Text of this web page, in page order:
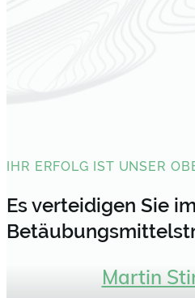
IHR ERFOLG IST UNSER
Es verteidigen Sie im
Martin